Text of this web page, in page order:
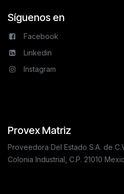
Síguenos en
Facebook
Linkedin
Instagram
Provex Matriz
Proveedora Del Estado S.A. de
Colonia Industrial, C.P. 21010